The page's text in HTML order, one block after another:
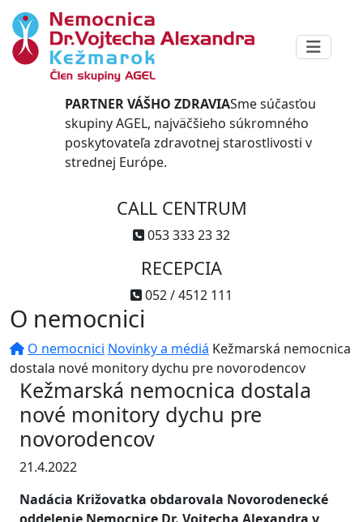
PARTNER VÁŠHO ZDRAVIASme súčasťou
skupiny AGEL, najväčšieho súkromného
poskytovateľa zdravotnej starostlivosti v
strednej Európe.
CALL CENTRUM
053 333 23 32
RECEPCIA
052 / 4512 111
O nemocnici
O nemocnici Novinky a médiá Kežmarská nemocnica
dostala nové monitory dychu pre novorodencov
Kežmarská nemocnica dostala
nové monitory dychu pre
novorodencov
21.4.2022
Nadácia Križovatka obdarovala Novorodenecké